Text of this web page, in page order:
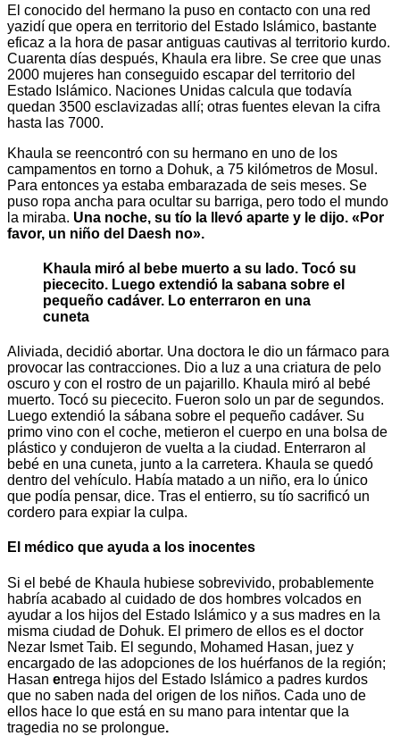
El conocido del hermano la puso en contacto con una red
yazidí que opera en territorio del Estado Islámico, bastante
eficaz a la hora de pasar antiguas cautivas al territorio kurdo.
Cuarenta días después, Khaula era libre. Se cree que unas
2000 mujeres han conseguido escapar del territorio del
Estado Islámico. Naciones Unidas calcula que todavía
quedan 3500 esclavizadas allí; otras fuentes elevan la cifra
hasta las 7000.
Khaula se reencontró con su hermano en uno de los
campamentos en torno a Dohuk, a 75 kilómetros de Mosul.
Para entonces ya estaba embarazada de seis meses. Se
puso ropa ancha para ocultar su barriga, pero todo el mundo
la miraba. Una noche, su tío la llevó aparte y le dijo. «Por
favor, un niño del Daesh no».
Khaula miró al bebe muerto a su lado. Tocó su
piececito. Luego extendió la sabana sobre el
pequeño cadáver. Lo enterraron en una
cuneta
Aliviada, decidió abortar. Una doctora le dio un fármaco para
provocar las contracciones. Dio a luz a una criatura de pelo
oscuro y con el rostro de un pajarillo. Khaula miró al bebé
muerto. Tocó su piececito. Fueron solo un par de segundos.
Luego extendió la sábana sobre el pequeño cadáver. Su
primo vino con el coche, metieron el cuerpo en una bolsa de
plástico y condujeron de vuelta a la ciudad. Enterraron al
bebé en una cuneta, junto a la carretera. Khaula se quedó
dentro del vehículo. Había matado a un niño, era lo único
que podía pensar, dice. Tras el entierro, su tío sacrificó un
cordero para expiar la culpa.
El médico que ayuda a los inocentes
Si el bebé de Khaula hubiese sobrevivido, probablemente
habría acabado al cuidado de dos hombres volcados en
ayudar a los hijos del Estado Islámico y a sus madres en la
misma ciudad de Dohuk. El primero de ellos es el doctor
Nezar Ismet Taib. El segundo, Mohamed Hasan, juez y
encargado de las adopciones de los huérfanos de la región;
Hasan entrega hijos del Estado Islámico a padres kurdos
que no saben nada del origen de los niños. Cada uno de
ellos hace lo que está en su mano para intentar que la
tragedia no se prolongue.